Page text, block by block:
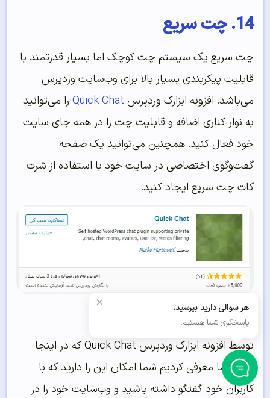
14. چت سریع
چت سریع یک سیستم چت کوچک اما بسیار قدرتمند با
قابلیت پیکربندی بسیار بالا برای وب‌سایت وردپرس
می‌باشد. افزونه ابزارک وردپرس Quick Chat را می‌توانید
به نوار کناری اضافه و قابلیت چت را در همه جای سایت
خود فعال کنید. همچنین می‌توانید یک صفحه
گفت‌وگوی اختصاصی در سایت خود با استفاده از شرت
کات چت سریع ایجاد کنید.
نصب افزونه Quick Chat
توسط افزونه ابزارک وردپرس Quick Chat که در اینجا
برای شما معرفی کردیم شما امکان این را دارید که با
کاربران خود گفتگو داشته باشید و وب‌سایت خود را در
× هر سوالی دارید بپرسید.
پاسخگوی شما هستیم.